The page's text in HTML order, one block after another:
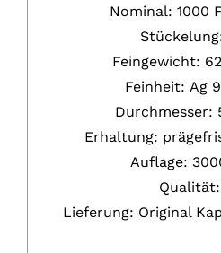
Nominal: 1000
Feingewicht:
Feinheit: Ag
Durchmesser:
Erhaltung:
Auflage:
Qualität:
Lieferung: Original